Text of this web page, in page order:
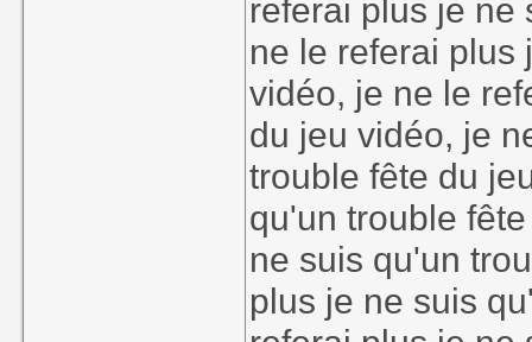
referai plus je ne
ne le referai plus
vidéo, je ne le
du jeu vidéo, je
trouble fête du
qu'un trouble
ne suis qu'un
plus je ne suis